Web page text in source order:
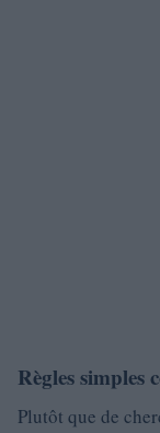
Règles simples
Plutôt que de